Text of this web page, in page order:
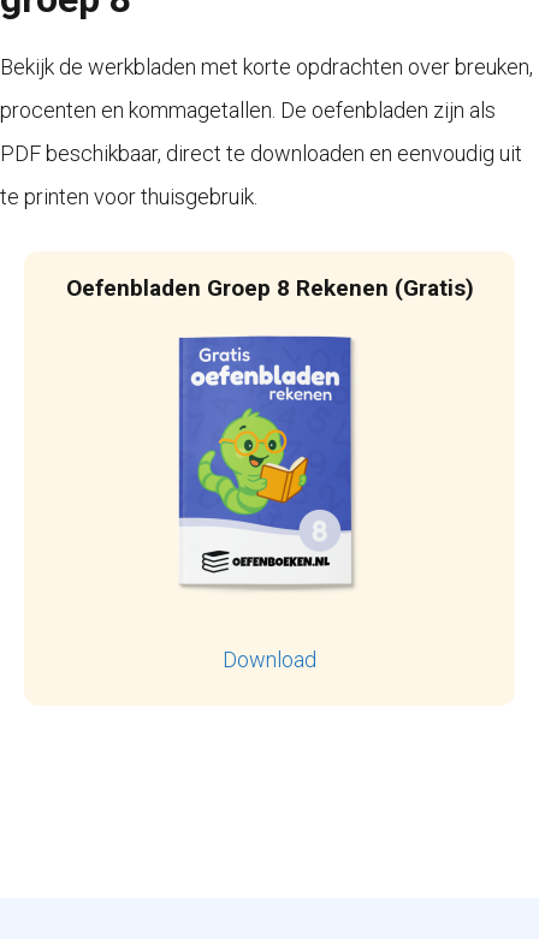
Bekijk de werkbladen met korte opdrachten over breuken,
procenten en kommagetallen. De oefenbladen zijn als
PDF beschikbaar, direct te downloaden en eenvoudig uit
te printen voor thuisgebruik.
Oefenbladen Groep 8 Rekenen (Gratis)
Download